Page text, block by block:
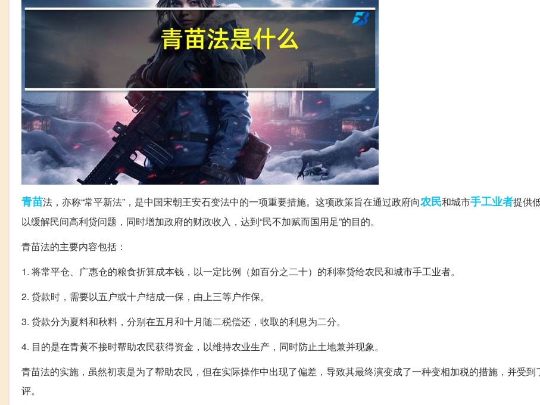
青苗法，亦称“常平新法”，是中国宋朝王安石变法中的一项重要措施。这项政策旨在通过政府向农民和城市手工业者提供
以缓解民间高利贷问题，同时增加政府的财政收入，达到“民不加赋而国用足”的目的。
青苗法的主要内容包括：
1. 将常平仓、广惠仓的粮食折算成本钱，以一定比例（如百分之二十）的利率贷给农民和城市手工业者。
2. 贷款时，需要以五户或十户结成一保，由上三等户作保。
3. 贷款分为夏料和秋料，分别在五月和十月随二税偿还，收取的利息为二分。
4. 目的是在青黄不接时帮助农民获得资金，以维持农业生产，同时防止土地兼并现象。
青苗法的实施，虽然初衷是为了帮助农民，但在实际操作中出现了偏差，导致其最终演变成了一种变相加税的措施，并受到
评。